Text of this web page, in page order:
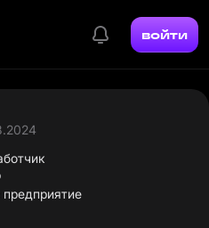
войти